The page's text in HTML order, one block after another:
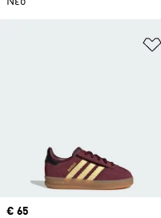
Price
€ 65